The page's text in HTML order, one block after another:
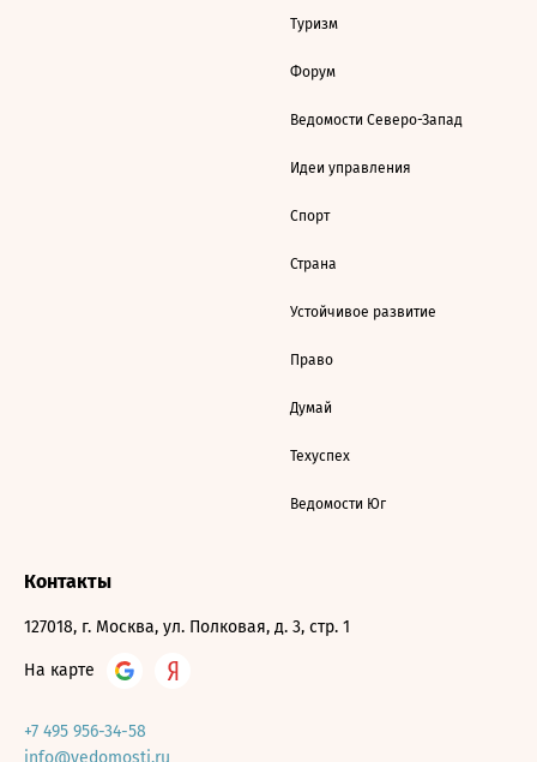
Туризм
Форум
Ведомости Северо-Запад
Идеи управления
Спорт
Страна
Устойчивое развитие
Право
Думай
Техуспех
Ведомости Юг
Контакты
127018, г. Москва, ул. Полковая, д. 3, стр. 1
На карте
+7 495 956-34-58
info@vedomosti.ru